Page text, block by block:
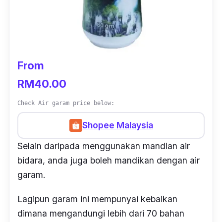
From
RM40.00
Check Air garam price below:
Shopee Malaysia
Selain daripada menggunakan mandian air
bidara, anda juga boleh mandikan dengan air
garam.
Lagipun garam ini mempunyai kebaikan
dimana mengandungi lebih dari 70 bahan